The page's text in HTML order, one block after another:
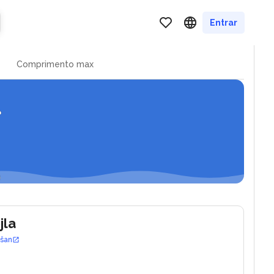
Entrar
e city port
Comprimento max